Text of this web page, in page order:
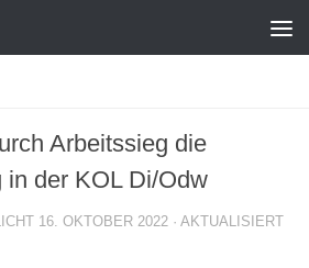
Arbeitssieg die
in der KOL Di/Odw
16. OKTOBER 2022 · AKTUALISIERT